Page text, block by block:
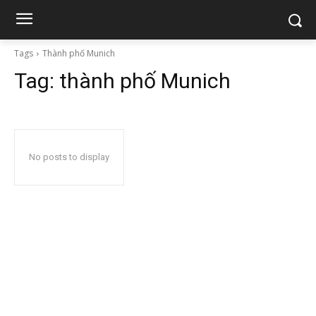
Tags Thành phố Munich
Tag: thành phố Munich
No posts to display